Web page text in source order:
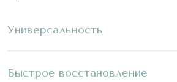
Универсальность
Быстрое восстановление